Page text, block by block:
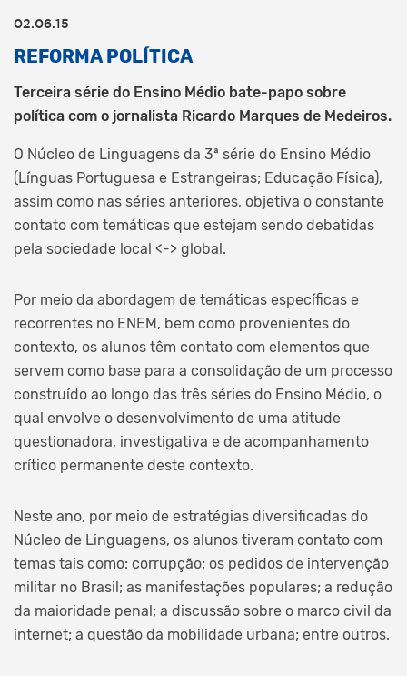
02.06.15
REFORMA POLÍTICA
Terceira série do Ensino Médio bate-papo sobre
política com o jornalista Ricardo Marques de Medeiros.
O Núcleo de Linguagens da 3ª série do Ensino Médio
(Línguas Portuguesa e Estrangeiras; Educação Física),
assim como nas séries anteriores, objetiva o constante
contato com temáticas que estejam sendo debatidas
pela sociedade local <-> global.
Por meio da abordagem de temáticas específicas e
recorrentes no ENEM, bem como provenientes do
contexto, os alunos têm contato com elementos que
servem como base para a consolidação de um processo
construído ao longo das três séries do Ensino Médio, o
qual envolve o desenvolvimento de uma atitude
questionadora, investigativa e de acompanhamento
crítico permanente deste contexto.
Neste ano, por meio de estratégias diversificadas do
Núcleo de Linguagens, os alunos tiveram contato com
temas tais como: corrupção; os pedidos de intervenção
militar no Brasil; as manifestações populares; a redução
da maioridade penal; a discussão sobre o marco civil da
internet; a questão da mobilidade urbana; entre outros.